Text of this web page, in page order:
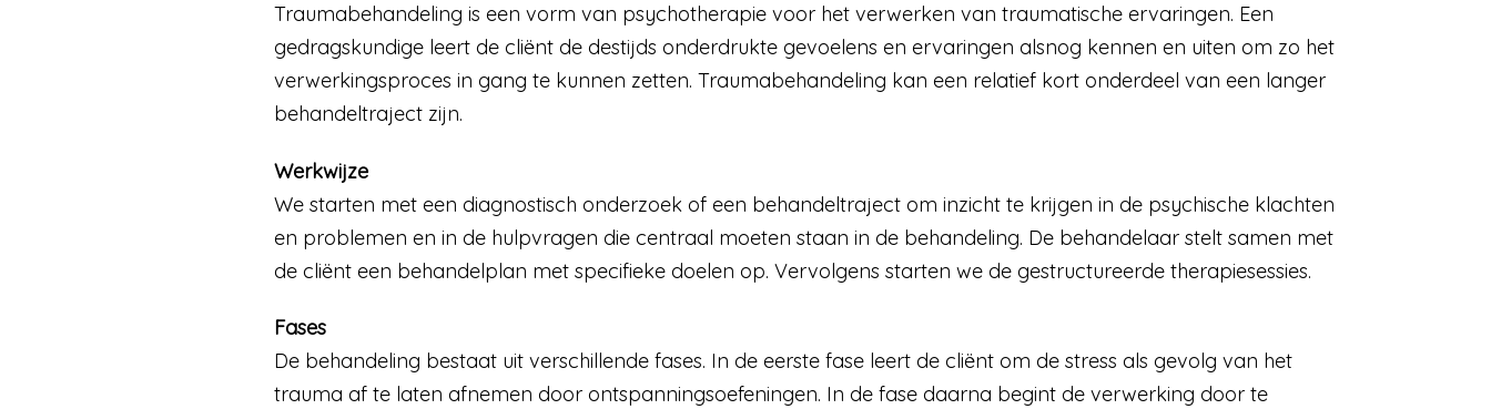
Traumabehandeling is een vorm van psychotherapie voor het verwerken van traumatische ervaringen. Een
gedragskundige leert de cliënt de destijds onderdrukte gevoelens en ervaringen alsnog kennen en uiten om zo het
verwerkingsproces in gang te kunnen zetten. Traumabehandeling kan een relatief kort onderdeel van een langer
behandeltraject zijn.
Werkwijze
We starten met een diagnostisch onderzoek of een behandeltraject om inzicht te krijgen in de psychische klachten
en problemen en in de hulpvragen die centraal moeten staan in de behandeling. De behandelaar stelt samen met
de cliënt een behandelplan met specifieke doelen op. Vervolgens starten we de gestructureerde therapiesessies.
Fases
De behandeling bestaat uit verschillende fases. In de eerste fase leert de cliënt om de stress als gevolg van het
trauma af te laten afnemen door ontspanningsoefeningen. In de fase daarna begint de verwerking door te